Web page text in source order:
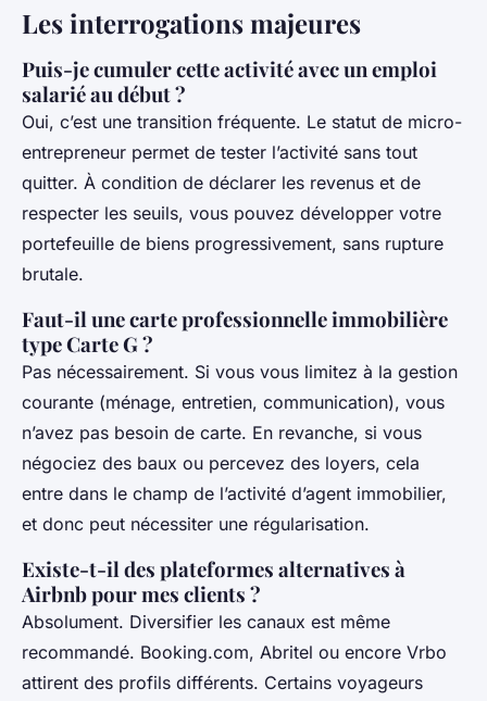
Les interrogations majeures
Puis-je cumuler cette activité avec un emploi
salarié au début ?
Oui, c’est une transition fréquente. Le statut de micro-
entrepreneur permet de tester l’activité sans tout
quitter. À condition de déclarer les revenus et de
respecter les seuils, vous pouvez développer votre
portefeuille de biens progressivement, sans rupture
brutale.
Faut-il une carte professionnelle immobilière
type Carte G ?
Pas nécessairement. Si vous vous limitez à la gestion
courante (ménage, entretien, communication), vous
n’avez pas besoin de carte. En revanche, si vous
négociez des baux ou percevez des loyers, cela
entre dans le champ de l’activité d’agent immobilier,
et donc peut nécessiter une régularisation.
Existe-t-il des plateformes alternatives à
Airbnb pour mes clients ?
Absolument. Diversifier les canaux est même
recommandé. Booking.com, Abritel ou encore Vrbo
attirent des profils différents. Certains voyageurs